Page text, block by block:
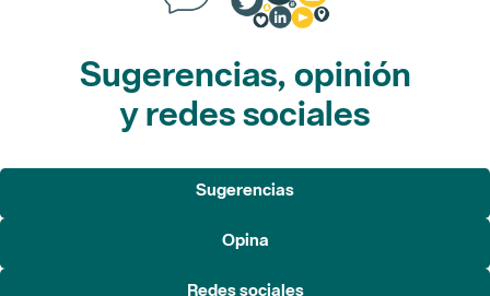
Sugerencias, opinión
y redes sociales
Sugerencias
Opina
Redes sociales